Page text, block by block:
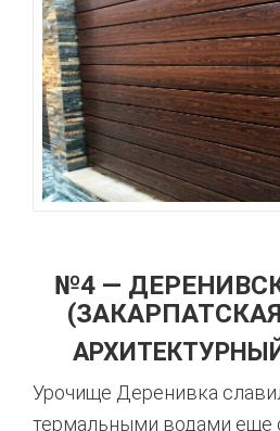
№4 —
Урочище Деренивка
термальными водами еще